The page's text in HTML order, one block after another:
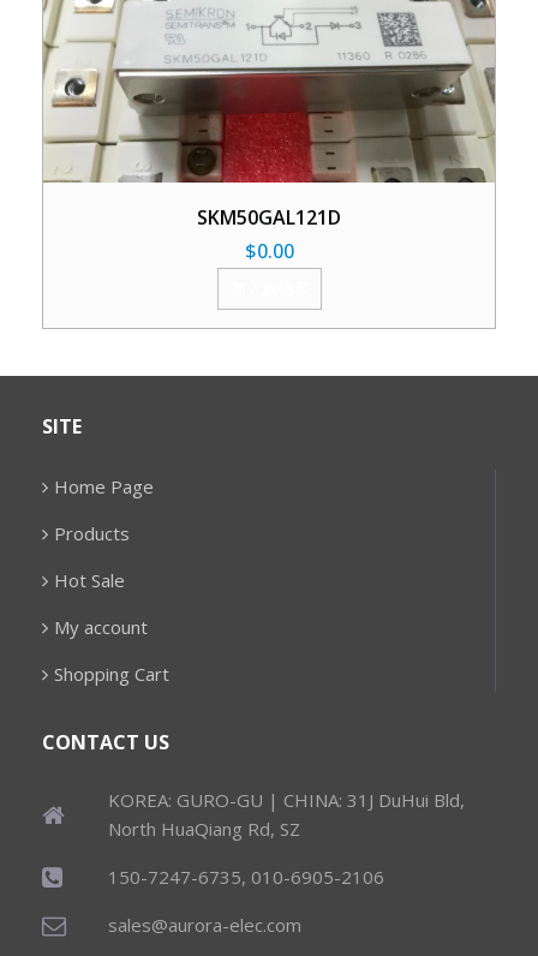
SKM50GAL121D
$0.00
SITE
Home Page
Products
Hot Sale
My account
Shopping Cart
CONTACT US
KOREA: GURO-GU | CHINA: 31J DuHui Bld,
North HuaQiang Rd, SZ
150-7247-6735, 010-6905-2106
sales@aurora-elec.com